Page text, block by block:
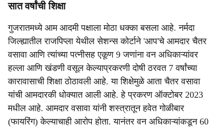
सात वर्षांची शिक्षा
गुजरातमध्ये आम आदमी पक्षाला मोठा धक्का बसला आहे. नर्मदा
जिल्ह्यातील राजपिप्ला येथील सेशन्स कोर्टाने 'आप'चे आमदार चैतर
वसावा आणि त्यांच्या पत्नीसह एकूण 9 जणांना वन अधिकाऱ्यांवर
हल्ला आणि खंडणी वसूल केल्याप्रकरणी दोषी ठरवत 7 वर्षांच्या
कारावासाची शिक्षा ठोठावली आहे. या शिक्षेमुळे आता चैतर वसावा
यांची आमदारकी धोक्यात आली आहे. हे प्रकरण ऑक्टोबर 2023
मधील आहे. आमदार वसावा यांनी शस्त्रातून हवेत गोळीबार
(फायरिंग) केल्याचाही आरोप होता. यानंतर वन अधिकाऱ्यांकडून 60